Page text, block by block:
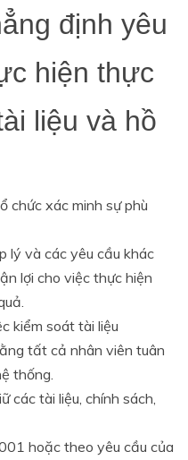
định yêu
hiện thực
liệu và hồ
chức xác minh sự phù
lý và các yêu cầu khác
lợi cho việc thực hiện
kiểm soát tài liệu
tất cả nhân viên tuân
thống.
các tài liệu, chính sách,
hoặc theo yêu cầu của